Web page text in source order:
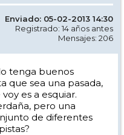
Enviado: 05-02-2013 14:30
Registrado: 14 años antes
Mensajes: 206
tenga buenos
que sea una pasada,
es a esquiar.
pero una
de diferentes